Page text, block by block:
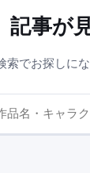
記事が
索でお探しに
ト内を検索